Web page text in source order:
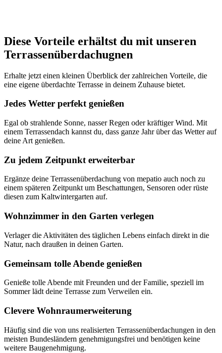
Diese Vorteile erhältst du mit unseren
Terrassenüberdachugnen
Erhalte jetzt einen kleinen Überblick der zahlreichen Vorteile, die
eine eigene überdachte Terrasse in deinem Zuhause bietet.
Jedes Wetter perfekt genießen
Egal ob strahlende Sonne, nasser Regen oder kräftiger Wind. Mit
einem Terrassendach kannst du, dass ganze Jahr über das Wetter auf
deine Art genießen.
Zu jedem Zeitpunkt erweiterbar
Ergänze deine Terrassenüberdachung von mepatio auch noch zu
einem späteren Zeitpunkt um Beschattungen, Sensoren oder rüste
diesen zum Kaltwintergarten auf.
Wohnzimmer in den Garten verlegen
Verlager die Aktivitäten des täglichen Lebens einfach direkt in die
Natur, nach draußen in deinen Garten.
Gemeinsam tolle Abende genießen
Genieße tolle Abende mit Freunden und der Familie, speziell im
Sommer lädt deine Terrasse zum Verweilen ein.
Clevere Wohnraumerweiterung
Häufig sind die von uns realisierten Terrassenüberdachungen in den
meisten Bundesländern genehmigungsfrei und benötigen keine
weitere Baugenehmigung.